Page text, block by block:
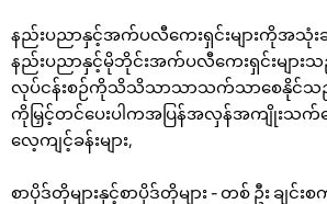
နည်းပညာနှင့်အက်ပလီကေးရှင်းများကိုအသုံးခ
နည်းပညာနှင့်မိုဘိုင်းအက်ပလီကေးရှင်းများ
လုပ်ငန်းစဉ်ကိုသိသိသာသာသက်သာစေနိုင်သည်
ကိုမြှင့်တင်ပေးပါကအပြန်အလှန်အကျိုးသ
လေ့ကျင့်ခန်းများ,
စာပိုဒ်တိုများနှင့်စာပိုဒ်တိုများ - တစ် ဦး ချင်း